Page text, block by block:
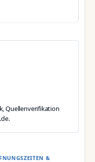
Quellenverifikation
&